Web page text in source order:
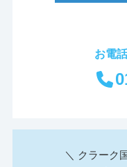
お電
＼ クラーク